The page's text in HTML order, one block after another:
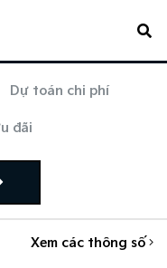
Dự toán chi phí
đãi
Xem các thông số